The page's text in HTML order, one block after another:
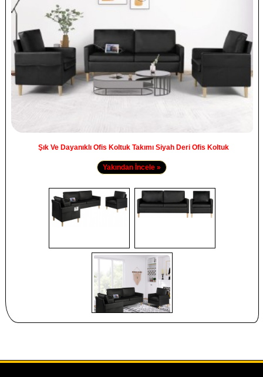
Şık Ve Dayanıklı Ofis Koltuk Takımı Siyah Deri Ofis Koltuk
Yakından İncele »